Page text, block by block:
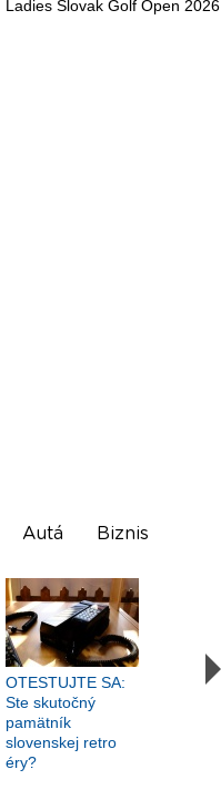
Ladies Slovak Golf Open 2026
Autá Biznis
OTESTUJTE SA:
Ste skutočný
pamätník
slovenskej retro
éry?